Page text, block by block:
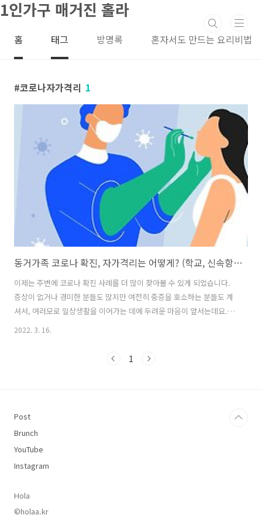
본문 바로가기
1인가구 매거진 홀라
홈 태그 방명록 혼자서도 만드는 요리비법
코로나자가격리 1
동거가족 코로나 확진, 자가격리는 어떻게? (학교, 신속항원검사 FAQ)
이제는 주변에 코로나 확진 사례를 더 많이 찾아볼 수 있게 되었습니다.
증상이 없거나 경미한 분들도 많지만 여전히 중증을 호소하는 분들도 계
셔서, 여러모로 일상생활을 이어가는 데에 두려운 마음이 앞서는데요. 확
진자 수가 급증하고 있는 만큼, 코로나 확진에 대한 기준이나 가족이 확
한 번 정리해봤어요. 코로나19 확진자 FAQ PCR 검사 꼭 받아야 하나요?
2022. 3. 16.
1
Post
Brunch
YouTube
Instagram
Hola
©holaa.kr